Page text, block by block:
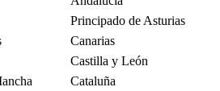
Principado de Asturias
Canarias
Castilla y León
Cataluña